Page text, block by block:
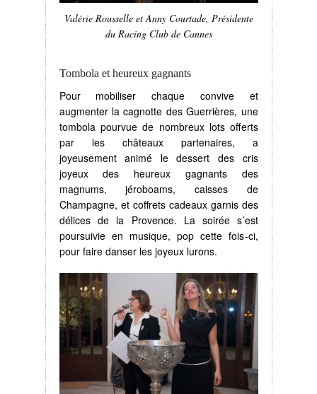
Valérie Rousselle et Anny Courtade, Présidente
du Racing Club de Cannes
Tombola et heureux gagnants
Pour mobiliser chaque convive et
augmenter la cagnotte des Guerrières, une
tombola pourvue de nombreux lots offerts
par les châteaux partenaires, a
joyeusement animé le dessert des cris
joyeux des heureux gagnants des
magnums, jéroboams, caisses de
Champagne, et coffrets cadeaux garnis des
délices de la Provence. La soirée s’est
poursuivie en musique, pop cette fois-ci,
pour faire danser les joyeux lurons.